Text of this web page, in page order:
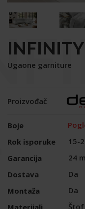
Ugaone garniture
Proizvođač
Boje
Rok isporuke
15-
Garancija
24
Dostava
Da
Montaža
Da
Štof